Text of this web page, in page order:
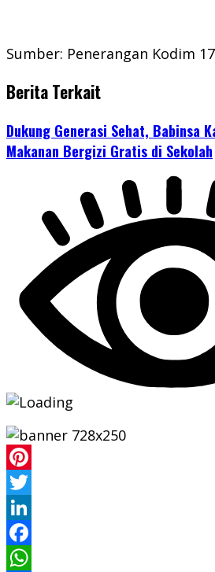
Sumber: Penerangan Kodim
Berita Terkait
Dukung Generasi Sehat, Babinsa
Makanan Bergizi Gratis di Sekolah
Pinterest
Twitter
LinkedIn
Facebook